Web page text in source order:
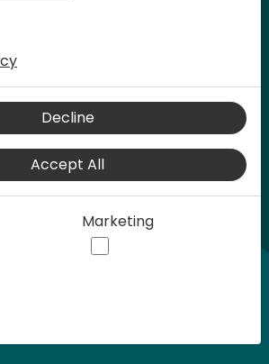
Decline
Accept All
Marketing